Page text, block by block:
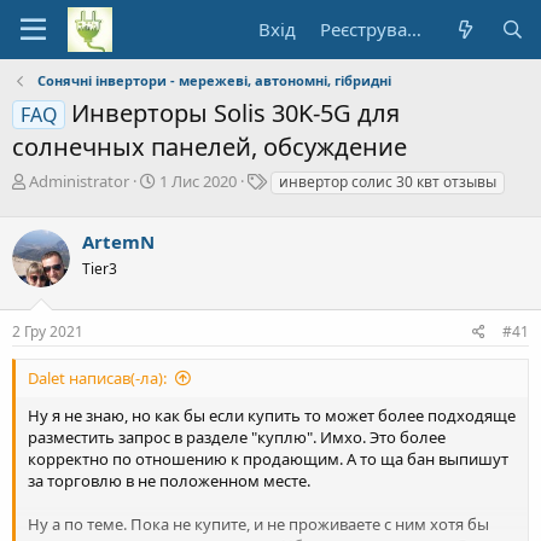
Вхід Реєстрування
Сонячні інвертори - мережеві, автономні, гібридні
FAQ
Инверторы Solis 30K-5G для
солнечных панелей, обсуждение
А
о
р
т
е
м
Administrator
Д
ч
к
1 Лис 2020
Тинвертор солис 30 квт отзывы
ArtemN
Tier3
2 Гру 2021 #41
Dalet написав(-ла):
Ну я не знаю, но как бы если купить то может более подходяще
разместить запрос в разделе "куплю". Имхо. Это более
корректно по отношению к продающим. А то ща бан выпишут
за торговлю в не положенном месте.
Ну а по теме. Пока не купите, и не проживаете с ним хотя бы